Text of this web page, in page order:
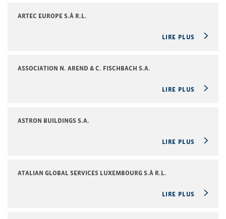
ARTEC EUROPE S.À R.L.
LIRE PLUS
ASSOCIATION N. AREND & C. FISCHBACH S.A.
LIRE PLUS
ASTRON BUILDINGS S.A.
LIRE PLUS
ATALIAN GLOBAL SERVICES LUXEMBOURG S.À R.L.
LIRE PLUS